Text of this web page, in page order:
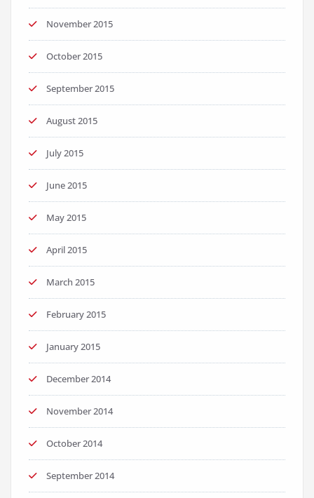
November 2015
October 2015
September 2015
August 2015
July 2015
June 2015
May 2015
April 2015
March 2015
February 2015
January 2015
December 2014
November 2014
October 2014
September 2014